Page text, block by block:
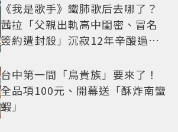
《我是歌手》鐵肺歌后去哪了？
茜拉「父親出軌高中閨密、冒名
簽約遭封殺」沉寂12年辛酸過往
台中第一間「鳥貴族」要來了！
全品項100元、開幕送「酥炸南蠻
蝦」